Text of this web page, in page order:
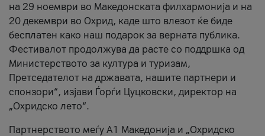
на 29 ноември во Македонската филхармонија и на
20 декември во Охрид, каде што влезот ќе биде
бесплатен како наш подарок за верната публика.
Фестивалот продолжува да расте со поддршка од
Министерството за култура и туризам,
Претседателот на државата, нашите партнери и
спонзори“, изјави Ѓорѓи Цуцковски, директор на
„Охридско лето“.
Партнерството меѓу A1 Македонија и „Охридско